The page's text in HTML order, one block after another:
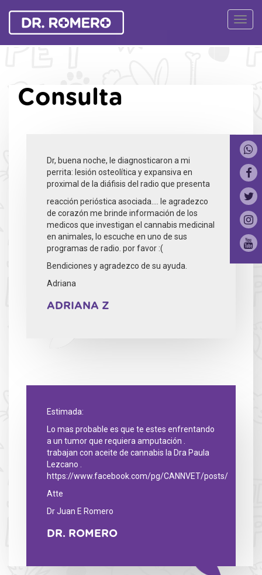
Ver
Consulta
Dr, buena noche, le diagnosticaron a mi
perrita: lesión osteolítica y expansiva en
proximal de la diáfisis del radio que presenta
reacción perióstica asociada.... le agradezco
de corazón me brinde información de los
medicos que investigan el cannabis medicinal
en animales, lo escuche en uno de sus
programas de radio. por favor :(
Bendiciones y agradezco de su ayuda.
Adriana
ADRIANA Z
Estimada:
Lo mas probable es que te estes enfrentando
a un tumor que requiera amputación .
trabajan con aceite de cannabis la Dra Paula
Lezcano .
https://www.facebook.com/pg/CANNVET/posts/
Atte
Dr Juan E Romero
DR. ROMERO